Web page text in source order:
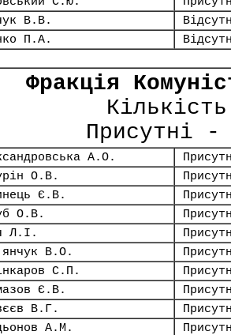
В.В.
П.А.
Фракція
Присутні
А.О.
О.В.
Є.В.
О.В.
Л.І.
В.О.
С.П.
Є.В.
В.Г.
А.М.